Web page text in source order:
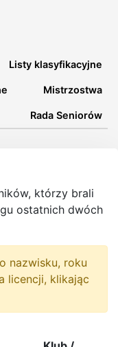
Listy klasyfikacyjne
Mistrzostwa
Rada Seniorów
którzy brali
ostatnich dwóch
nazwisku, roku
licencji, klikając